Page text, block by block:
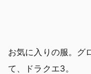
お気に入りの服。グ
て、ドラクエ3。